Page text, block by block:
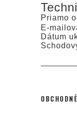
Priamo
E-
Dátum